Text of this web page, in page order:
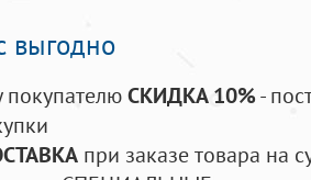
выгодно
СКИДКА 10%-
при заказе товара на